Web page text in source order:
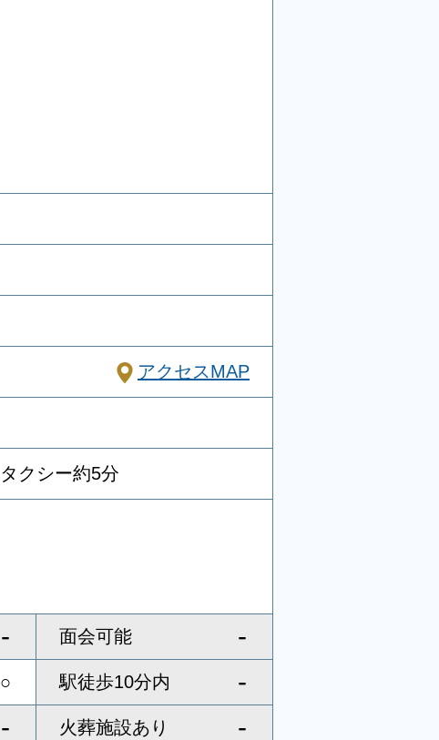
アクセスMAP
クシー約5分
- 面会可能 -
○ 駅徒歩10分内 -
- 火葬施設あり -